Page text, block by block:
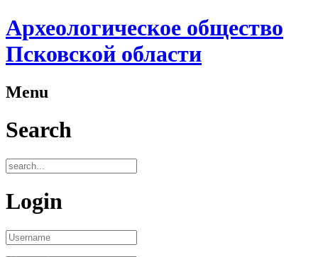
Археологическое общество
Псковской области
Menu
Search
Login